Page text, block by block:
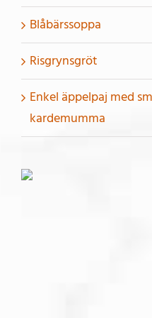
Blåbärssoppa
Risgrynsgröt
Enkel äppelpaj med
kardemumma